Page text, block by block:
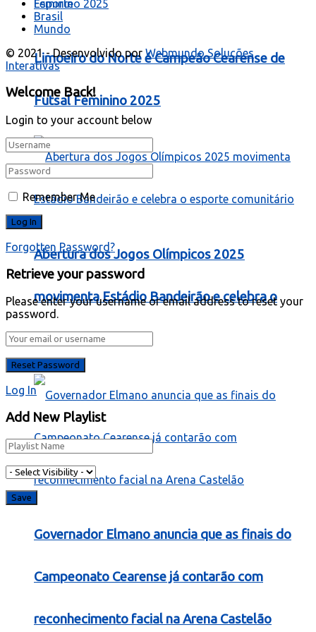
Limoeiro do Norte é Campeão Cearense de
Futsal Feminino 2025
Abertura dos Jogos Olímpicos 2025
movimenta Estádio Bandeirão e celebra o
esporte comunitário
Governador Elmano anuncia que as finais do
Campeonato Cearense já contarão com
reconhecimento facial na Arena Castelão
Esporte
Brasil
Mundo
© 2021 - Desenvolvido por Webmundo Soluções
Interativas
Welcome Back!
Login to your account below
Remember Me
Forgotten Password?
Retrieve your password
Please enter your username or email address to reset your
password.
Log In
Add New Playlist